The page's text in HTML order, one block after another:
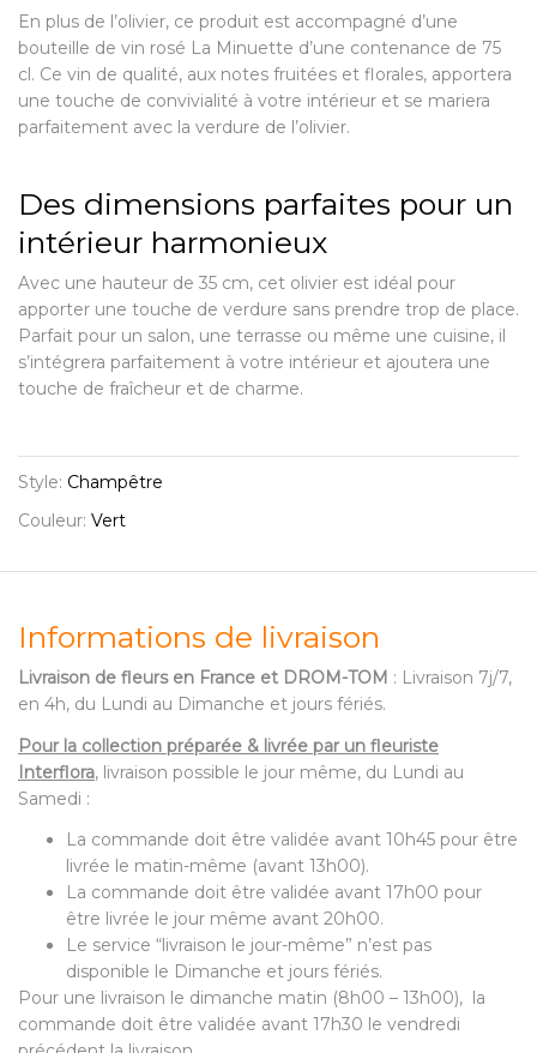
En plus de l’olivier, ce produit est accompagné d’une
bouteille de vin rosé La Minuette d’une contenance de 75
cl. Ce vin de qualité, aux notes fruitées et florales, apportera
une touche de convivialité à votre intérieur et se mariera
parfaitement avec la verdure de l’olivier.
Des dimensions parfaites pour un
intérieur harmonieux
Avec une hauteur de 35 cm, cet olivier est idéal pour
apporter une touche de verdure sans prendre trop de place.
Parfait pour un salon, une terrasse ou même une cuisine, il
s’intégrera parfaitement à votre intérieur et ajoutera une
touche de fraîcheur et de charme.
Style: Champêtre
Couleur: Vert
Informations de livraison
Livraison de fleurs en France et DROM-TOM : Livraison 7j/7,
en 4h, du Lundi au Dimanche et jours fériés.
Pour la collection préparée & livrée par un fleuriste
Interflora, livraison possible le jour même, du Lundi au
Samedi :
La commande doit être validée avant 10h45 pour être
livrée le matin-même (avant 13h00).
La commande doit être validée avant 17h00 pour
être livrée le jour même avant 20h00.
Le service “livraison le jour-même” n’est pas
disponible le Dimanche et jours fériés.
Pour une livraison le dimanche matin (8h00 – 13h00), la
commande doit être validée avant 17h30 le vendredi